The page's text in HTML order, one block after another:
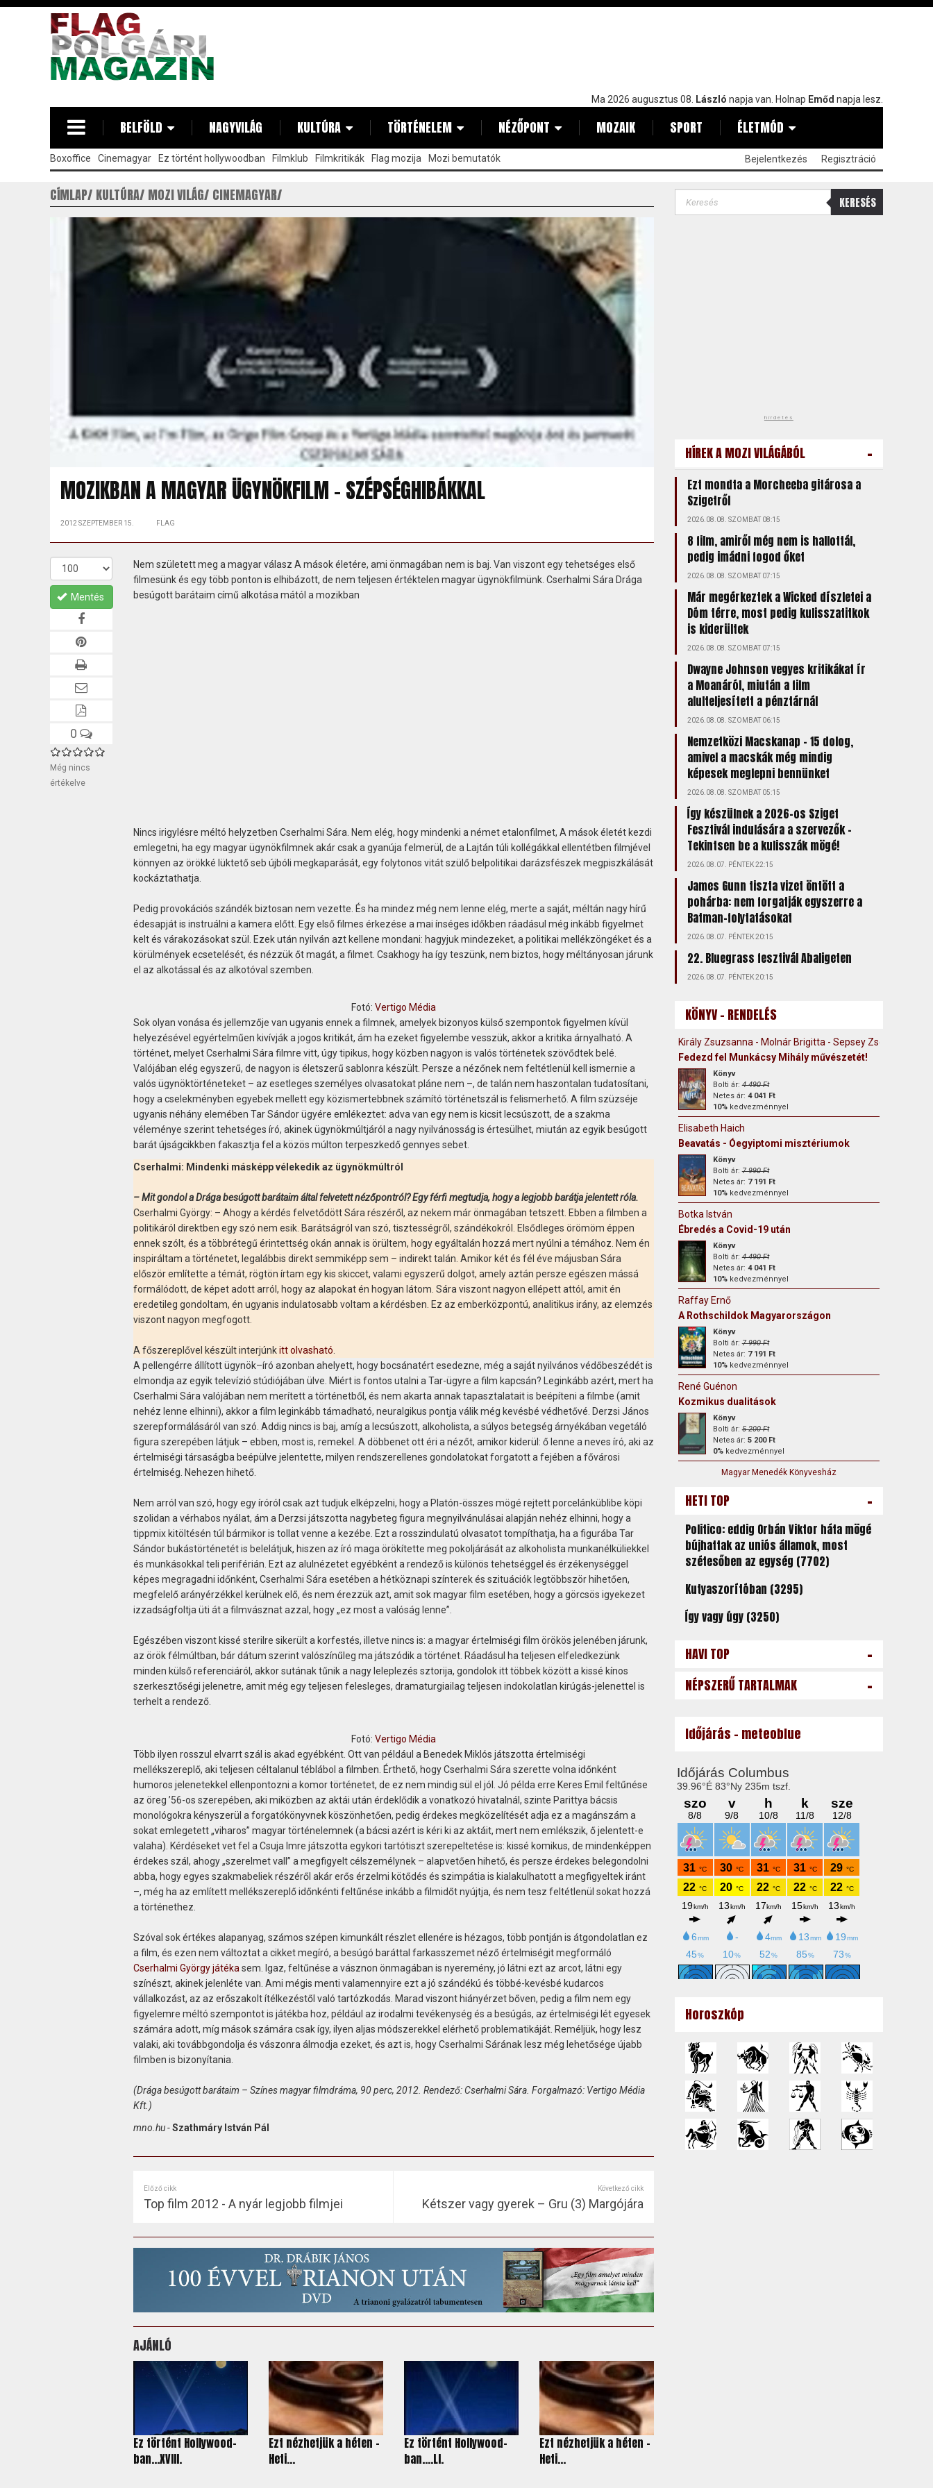
Ma 2026 augusztus 08. László napja van. Holnap Emőd napja lesz.
BELFÖLD NAGYVILÁG KULTÚRA TÖRTÉNELEM NÉZŐPONT MOZAIK SPORT ÉLETMÓD
Boxoffice Cinemagyar Ez történt hollywoodban Filmklub Filmkritikák Flag mozija Mozi bemutatók Bejelentkezés Regisztráció
CÍMLAP KULTÚRA MOZI VILÁG CINEMAGYAR
MOZIKBAN A MAGYAR ÜGYNÖKFILM - SZÉPSÉGHIBÁKKAL
2012 SZEPTEMBER 15. FLAG
Mentés
0
Még nincs
értékelve
Nem született meg a magyar válasz A mások életére, ami önmagában nem is baj. Van viszont egy tehetséges első
filmesünk és egy több ponton is elhibázott, de nem teljesen értéktelen magyar ügynökfilmünk. Cserhalmi Sára Drága
besúgott barátaim című alkotása mától a mozikban
Nincs irigylésre méltó helyzetben Cserhalmi Sára. Nem elég, hogy mindenki a német etalonfilmet, A mások életét kezdi
emlegetni, ha egy magyar ügynökfilmnek akár csak a gyanúja felmerül, de a Lajtán túli kollégákkal ellentétben filmjével
könnyen az örökké lüktető seb újbóli megkaparását, egy folytonos vitát szülő belpolitikai darázsfészek megpiszkálását
kockáztathatja.
Pedig provokációs szándék biztosan nem vezette. És ha mindez még nem lenne elég, merte a saját, méltán nagy hírű
édesapját is instruálni a kamera előtt. Egy első filmes érkezése a mai ínséges időkben ráadásul még inkább figyelmet
kelt és várakozásokat szül. Ezek után nyilván azt kellene mondani: hagyjuk mindezeket, a politikai mellékzöngéket és a
körülmények ecsetelését, és nézzük őt magát, a filmet. Csakhogy ha így teszünk, nem biztos, hogy méltányosan járunk
el az alkotással és az alkotóval szemben.
Fotó: Vertigo Média
Sok olyan vonása és jellemzője van ugyanis ennek a filmnek, amelyek bizonyos külső szempontok figyelmen kívül
helyezésével egyértelműen kivívják a jogos kritikát, ám ha ezeket figyelembe vesszük, akkor a kritika árnyalható. A
történet, melyet Cserhalmi Sára filmre vitt, úgy tipikus, hogy közben nagyon is valós történetek szövődtek belé.
Valójában elég egyszerű, de nagyon is életszerű sablonra készült. Persze a nézőnek nem feltétlenül kell ismernie a
valós ügynöktörténeteket – az esetleges személyes olvasatokat pláne nem –, de talán nem haszontalan tudatosítani,
hogy a cselekményben egyebek mellett egy közismertebbnek számító történetszál is felismerhető. A film szüzséje
ugyanis néhány elemében Tar Sándor ügyére emlékeztet: adva van egy nem is kicsit lecsúszott, de a szakma
véleménye szerint tehetséges író, akinek ügynökmúltjáról a nagy nyilvánosság is értesülhet, miután az egyik besúgott
barát újságcikkben fakasztja fel a közös múlton terpeszkedő gennyes sebet.
Cserhalmi: Mindenki másképp vélekedik az ügynökmúltról
– Mit gondol a Drága besúgott barátaim által felvetett nézőpontról? Egy férfi megtudja, hogy a legjobb barátja jelentett róla.
Cserhalmi György: – Ahogy a kérdés felvetődött Sára részéről, az nekem már önmagában tetszett. Ebben a filmben a
politikáról direktben egy szó nem esik. Barátságról van szó, tisztességről, szándékokról. Elsődleges örömöm éppen
ennek szólt, és a többrétegű érintettség okán annak is örültem, hogy egyáltalán hozzá mert nyúlni a témához. Nem én
inspiráltam a történetet, legalábbis direkt semmiképp sem – indirekt talán. Amikor két és fél éve májusban Sára
először említette a témát, rögtön írtam egy kis skiccet, valami egyszerű dolgot, amely aztán persze egészen mássá
formálódott, de képet adott arról, hogy az alapokat én hogyan látom. Sára viszont nagyon ellépett attól, amit én
eredetileg gondoltam, én ugyanis indulatosabb voltam a kérdésben. Ez az emberközpontú, analitikus irány, az elemzés
viszont nagyon megfogott.
A főszereplővel készült interjúnkitt olvasható
A pellengérre állított ügynök–író azonban ahelyett, hogy bocsánatért esedezne, még a saját nyilvános védőbeszédét is
elmondja az egyik televízió stúdiójában ülve. Miért is fontos utalni a Tar-ügyre a film kapcsán? Leginkább azért, mert ha
Cserhalmi Sára valójában nem merített a történetből, és nem akarta annak tapasztalatait is beépíteni a filmbe (amit
nehéz lenne elhinni), akkor a film leginkább támadható, neuralgikus pontja válik még kevésbé védhetővé. Derzsi János
szerepformálásáról van szó. Addig nincs is baj, amíg a lecsúszott, alkoholista, a súlyos betegség árnyékában vegetáló
figura szerepében látjuk – ebben, most is, remekel. A döbbenet ott éri a nézőt, amikor kiderül: ő lenne a neves író, aki az
értelmiségi társaságba beépülve jelentette, milyen rendszerellenes gondolatokat forgatott a fejében a fővárosi
értelmiség. Nehezen hihető.
Nem arról van szó, hogy egy íróról csak azt tudjuk elképzelni, hogy a Platón-összes mögé rejtett porcelánküblibe köpi
szolidan a vérhabos nyálat, ám a Derzsi játszotta nagybeteg figura megnyilvánulásai alapján nehéz elhinni, hogy a
tippmix kitöltésén túl bármikor is tollat venne a kezébe. Ezt a rosszindulatú olvasatot tompíthatja, ha a figurába Tar
Sándor bukástörténetét is belelátjuk, hiszen az író maga örökítette meg pokoljárását az alkoholista munkanélküliekkel
és munkásokkal teli periférián. Ezt az alulnézetet egyébként a rendező is különös tehetséggel és érzékenységgel
képes megragadni időnként, Cserhalmi Sára esetében a hétköznapi színterek és szituációk legtöbbször hihetően,
megfelelő arányérzékkel kerülnek elő, és nem érezzük azt, amit sok magyar film esetében, hogy a görcsös igyekezet
izzadságfoltja üti át a filmvásznat azzal, hogy „ez most a valóság lenne”.
Egészében viszont kissé sterilre sikerült a korfestés, illetve nincs is: a magyar értelmiségi film örökös jelenében járunk,
az örök félmúltban, bár dátum szerint valószínűleg ma játszódik a történet. Ráadásul ha teljesen elfeledkezünk
minden külső referenciáról, akkor sutának tűnik a nagy leleplezés sztorija, gondolok itt többek között a kissé kínos
szerkesztőségi jelenetre, amit még egy teljesen felesleges, dramaturgiailag teljesen indokolatlan kirúgás-jelenettel is
terhelt a rendező.
Fotó: Vertigo Média
Több ilyen rosszul elvarrt szál is akad egyébként. Ott van például a Benedek Miklós játszotta értelmiségi
mellékszereplő, aki teljesen céltalanul téblábol a filmben. Érthető, hogy Cserhalmi Sára szerette volna időnként
humoros jelenetekkel ellenpontozni a komor történetet, de ez nem mindig sül el jól. Jó példa erre Keres Emil feltűnése
az öreg ’56-os szerepében, aki miközben az aktái után érdeklődik a vonatkozó hivatalnál, szinte Parittya bácsis
monológokra kényszerül a forgatókönyvnek köszönhetően, pedig érdekes megközelítését adja ez a magánszám a
sokat emlegetett „viharos” magyar történelemnek (a bácsi azért is kéri ki az aktáit, mert nem emlékszik, ő jelentett-e
valaha). Kérdéseket vet fel a Csuja Imre játszotta egykori tartótiszt szerepeltetése is: kissé komikus, de mindenképpen
érdekes szál, ahogy „szerelmet vall” a megfigyelt célszemélynek – alapvetően hihető, és persze érdekes belegondolni
abba, hogy egyes szakmabeliek részéről akár erős érzelmi kötődés és szimpátia is kialakulhatott a megfigyeltek iránt
–, még ha az említett mellékszereplő időnkénti feltűnése inkább a filmidőt nyújtja, és nem tesz feltétlenül sokat hozzá
a történethez.
Szóval sok értékes alapanyag, számos szépen kimunkált részlet ellenére is hézagos, több pontján is átgondolatlan ez
a film, és ezen nem változtat a cikket megíró, a besúgó baráttal farkasszemet néző értelmiségit megformáló
Cserhalmi György játéka sem. Igaz, feltűnése a vásznon önmagában is nyeremény, jó látni ezt az arcot, látni egy
színészt, akinek jelenléte van. Ami mégis menti valamennyire ezt a jó szándékú és többé-kevésbé kudarcos
vállalkozást, az az erőszakolt ítélkezéstől való tartózkodás. Marad viszont hiányérzet bőven, pedig a film nem egy
figyelemre méltó szempontot is játékba hoz, például az irodalmi tevékenység és a besúgás, az értelmiségi lét egyesek
számára adott, míg mások számára csak így, ilyen aljas módszerekkel elérhető problematikáját. Reméljük, hogy lesz
valaki, aki továbbgondolja és vászonra álmodja ezeket, és azt is, hogy Cserhalmi Sárának lesz még lehetősége újabb
filmben is bizonyítania.
(Drága besúgott barátaim – Színes magyar filmdráma, 90 perc, 2012. Rendező: Cserhalmi Sára. Forgalmazó: Vertigo Média
Kft.)
mno.hu -Szathmáry István Pál
Előző cikk
Top film 2012 - A nyár legjobb filmjei
Következő cikk
Kétszer vagy gyerek – Gru (3) Margójára
AJÁNLÓ
Ez történt Hollywood-
ban…XVIII.
Ezt nézhetjük a héten -
Heti...
Ez történt Hollywood-
ban….LI.
Ezt nézhetjük a héten -
Heti...
KERESÉS
hirdetés
HÍREK A MOZI VILÁGÁBÓL -
Ezt mondta a Morcheeba gitárosa a
Szigetről
2026.08.08. SZOMBAT 08:15
8 film, amiről még nem is hallottál,
pedig imádni fogod őket
2026.08.08. SZOMBAT 07:15
Már megérkeztek a Wicked díszletei a
Dóm térre, most pedig kulisszatitkok
is kiderültek
2026.08.08. SZOMBAT 07:15
Dwayne Johnson vegyes kritikákat ír
a Moanáról, miután a film
alulteljesített a pénztárnál
2026.08.08. SZOMBAT 06:15
Nemzetközi Macskanap – 15 dolog,
amivel a macskák még mindig
képesek meglepni bennünket
2026.08.08. SZOMBAT 05:15
Így készülnek a 2026-os Sziget
Fesztivál indulására a szervezők –
Tekintsen be a kulisszák mögé!
2026.08.07. PÉNTEK 22:15
James Gunn tiszta vizet öntött a
pohárba: nem forgatják egyszerre a
Batman-folytatásokat
2026.08.07. PÉNTEK 20:15
22. Bluegrass fesztivál Abaligeten
2026.08.07. PÉNTEK 20:15
KÖNYV - RENDELÉS
Király Zsuzsanna - Molnár Brigitta - Sepsey Zsófia
Fedezd fel Munkácsy Mihály művészetét!
Könyv
Bolti ár:4 490 Ft
Netes ár: 4 041 Ft
10%kedvezménnyel
Elisabeth Haich
Beavatás - Óegyiptomi misztériumok
Könyv
Bolti ár:7 990 Ft
Netes ár: 7 191 Ft
10%kedvezménnyel
Botka István
Ébredés a Covid-19 után
Könyv
Bolti ár:4 490 Ft
Netes ár: 4 041 Ft
10%kedvezménnyel
Raffay Ernő
A Rothschildok Magyarországon
Könyv
Bolti ár:7 990 Ft
Netes ár: 7 191 Ft
10%kedvezménnyel
René Guénon
Kozmikus dualitások
Könyv
Bolti ár:5 200 Ft
Netes ár: 5 200 Ft
0%kedvezménnyel
Magyar Menedék Könyvesház
HETI TOP -
Politico: eddig Orbán Viktor háta mögé
bújhattak az uniós államok, most
szétesőben az egység (7702)
Kutyaszorítóban (3295)
Így vagy úgy (3250)
HAVI TOP -
NÉPSZERŰ TARTALMAK -
Időjárás - meteoblue
Horoszkóp